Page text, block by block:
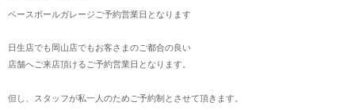
ベースボールガレージご予約営業日となります
日生店でも岡山店でもお客さまのご都合の良い
店舗へご来店頂けるご予約営業日となります。
但し、スタッフが私一人のためご予約制とさせて頂きます。